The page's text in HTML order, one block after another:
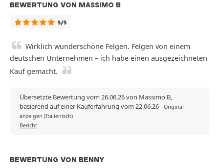
BEWERTUNG VON MASSIMO B
5/5
Wirklich wunderschöne Felgen. Felgen von einem
deutschen Unternehmen – ich habe einen ausgezeichneten
Kauf gemacht.
Übersetzte Bewertung vom 26.06.26 von Massimo B,
basierend auf einer Kauferfahrung vom 22.06.26- Original
anzeigen (Italienisch)
Bericht
BEWERTUNG VON BENNY